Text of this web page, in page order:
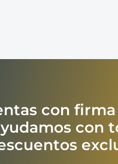
con
con